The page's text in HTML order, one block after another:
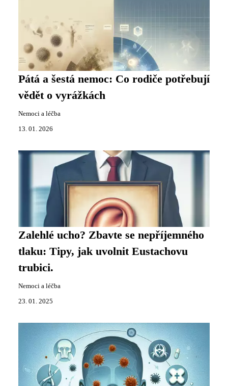
Pátá a šestá nemoc: Co rodiče potřebují
vědět o vyrážkách
Nemoci a léčba
13. 01. 2026
Zalehlé ucho? Zbavte se nepříjemného
tlaku: Tipy, jak uvolnit Eustachovu
trubici.
Nemoci a léčba
23. 01. 2025